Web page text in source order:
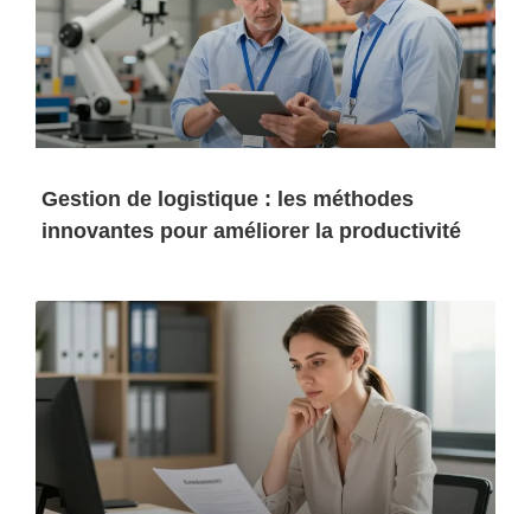
Gestion de logistique : les méthodes
innovantes pour améliorer la productivité